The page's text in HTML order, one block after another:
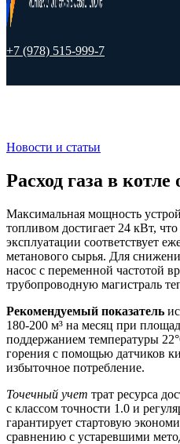
+7 (978) 515-999-7
Новости и статьи
Расход газа в котле
Максимальная мощность
топливом достигает 24 кВт,
эксплуатации соответствует
метанового сырья. Для
насос с переменной частотой
трубопроводную магистраль
Рекомендуемый показатель
180-200 м³ на месяц при
поддержанием температуры
горения с помощью датчиков
избыточное потребление.
Точечный учет трат ресурса
с классом точности 1.0 и
гарантирует стартовую
сравнению с устаревшими